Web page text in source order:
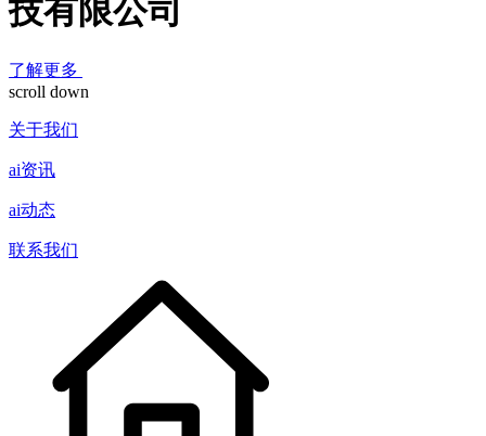
技有限公司
了解更多
scroll down
关于我们
ai资讯
ai动态
联系我们